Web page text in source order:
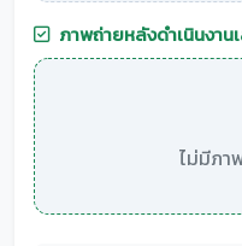
ภาพถ่ายหลังดำเนินงาน
ไม่มีภา